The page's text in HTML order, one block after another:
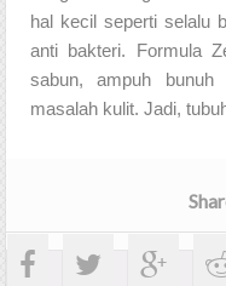
hal kecil seperti selalu
anti bakteri. Formula
sabun, ampuh bunuh
masalah kulit. Jadi,